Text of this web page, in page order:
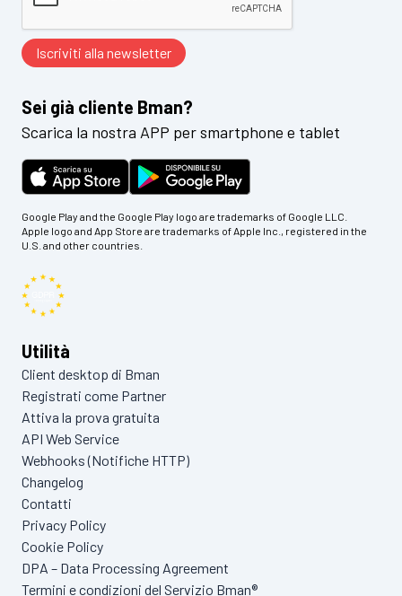
Sei già cliente Bman?
Scarica la nostra APP per smartphone e tablet
Google Play and the Google Play logo are trademarks of Google LLC.
Apple logo and App Store are trademarks of Apple Inc., registered in the
U.S. and other countries.
Utilità
Client desktop di Bman
Registrati come Partner
Attiva la prova gratuita
API Web Service
Webhooks (Notifiche HTTP)
Changelog
Contatti
Privacy Policy
Cookie Policy
DPA – Data Processing Agreement
Termini e condizioni del Servizio Bman®